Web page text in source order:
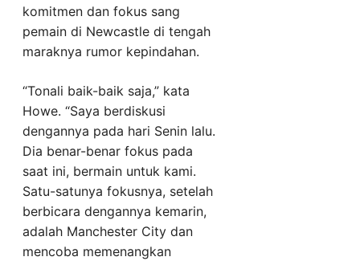
komitmen dan fokus sang
pemain di Newcastle di tengah
maraknya rumor kepindahan.
“Tonali baik-baik saja,” kata
Howe. “Saya berdiskusi
dengannya pada hari Senin lalu.
Dia benar-benar fokus pada
saat ini, bermain untuk kami.
Satu-satunya fokusnya, setelah
berbicara dengannya kemarin,
adalah Manchester City dan
mencoba memenangkan